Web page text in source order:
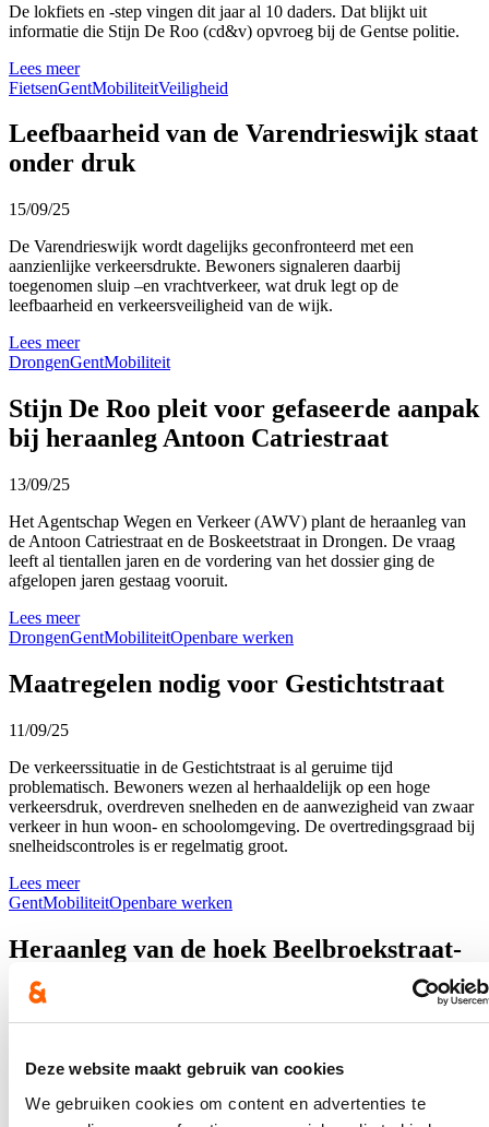
Deze website maakt gebruik van cookies
We gebruiken cookies om content en advertenties te
De lokfiets en -step vingen dit jaar al 10 daders. Dat blijkt uit
informatie die Stijn De Roo (cd&v) opvroeg bij de Gentse politie.
Lees meer
FietsenGentMobiliteitVeiligheid
Leefbaarheid van de Varendrieswijk staat
onder druk
15/09/25
De Varendrieswijk wordt dagelijks geconfronteerd met een
aanzienlijke verkeersdrukte. Bewoners signaleren daarbij
toegenomen sluip –en vrachtverkeer, wat druk legt op de
leefbaarheid en verkeersveiligheid van de wijk.
Lees meer
DrongenGentMobiliteit
Stijn De Roo pleit voor gefaseerde aanpak
bij heraanleg Antoon Catriestraat
13/09/25
Het Agentschap Wegen en Verkeer (AWV) plant de heraanleg van
de Antoon Catriestraat en de Boskeetstraat in Drongen. De vraag
leeft al tientallen jaren en de vordering van het dossier ging de
afgelopen jaren gestaag vooruit.
Lees meer
DrongenGentMobiliteitOpenbare werken
Maatregelen nodig voor Gestichtstraat
11/09/25
De verkeerssituatie in de Gestichtstraat is al geruime tijd
problematisch. Bewoners wezen al herhaaldelijk op een hoge
verkeersdruk, overdreven snelheden en de aanwezigheid van zwaar
verkeer in hun woon- en schoolomgeving. De overtredingsgraad bij
snelheidscontroles is er regelmatig groot.
Lees meer
GentMobiliteitOpenbare werken
Heraanleg van de hoek Beelbroekstraat-
Schuurstraat in Sint-Amandsberg
29/08/25
Vanaf de paasvakantie werd een deel van de Zenobe Grammestraat,
Beelbroekstraat en Schuurstraat in Sint-Amandsberg afgezet voor
onderhoud. Het zorgde voor een onderbreking van een deel van de